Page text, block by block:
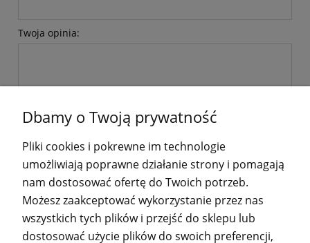
Twoja opinia:
POMOC
Dbamy o Twoją prywatność
Pliki cookies i pokrewne im technologie
umożliwiają poprawne działanie strony i pomagają
nam dostosować ofertę do Twoich potrzeb.
Możesz zaakceptować wykorzystanie przez nas
wszystkich tych plików i przejść do sklepu lub
dostosować użycie plików do swoich preferencji,